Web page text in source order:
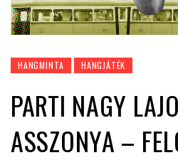
HANGMINTA HANGJÁTÉK
PARTI NAGY
ASSZONYA –